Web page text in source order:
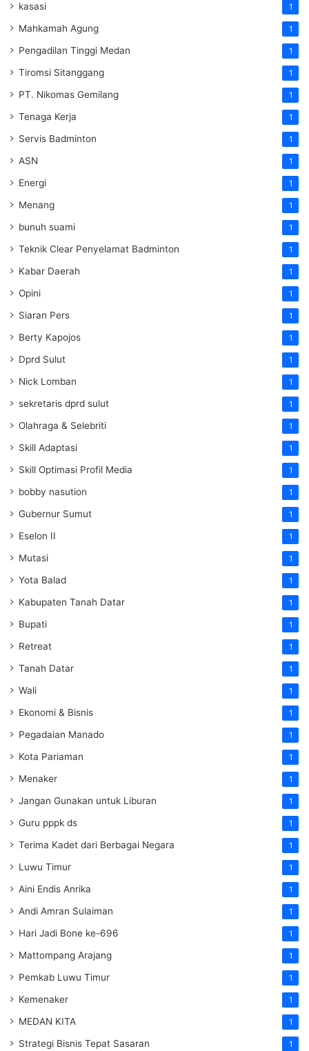
kasasi 1
Mahkamah Agung 1
Pengadilan Tinggi Medan 1
Tiromsi Sitanggang 1
PT. Nikomas Gemilang 1
Tenaga Kerja 1
Servis Badminton 1
ASN 1
Energi 1
Menang 1
bunuh suami 1
Teknik Clear Penyelamat Badminton 1
Kabar Daerah 1
Opini 1
Siaran Pers 1
Berty Kapojos 1
Dprd Sulut 1
Nick Lomban 1
sekretaris dprd sulut 1
Olahraga & Selebriti 1
Skill Adaptasi 1
Skill Optimasi Profil Media 1
bobby nasution 1
Gubernur Sumut 1
Eselon II 1
Mutasi 1
Yota Balad 1
Kabupaten Tanah Datar 1
Bupati 1
Retreat 1
Tanah Datar 1
Wali 1
Ekonomi & Bisnis 1
Pegadaian Manado 1
Kota Pariaman 1
Menaker 1
Jangan Gunakan untuk Liburan 1
Guru pppk ds 1
Terima Kadet dari Berbagai Negara 1
Luwu Timur 1
Aini Endis Anrika 1
Andi Amran Sulaiman 1
Hari Jadi Bone ke-696 1
Mattompang Arajang 1
Pemkab Luwu Timur 1
Kemenaker 1
MEDAN KITA 1
Strategi Bisnis Tepat Sasaran 1